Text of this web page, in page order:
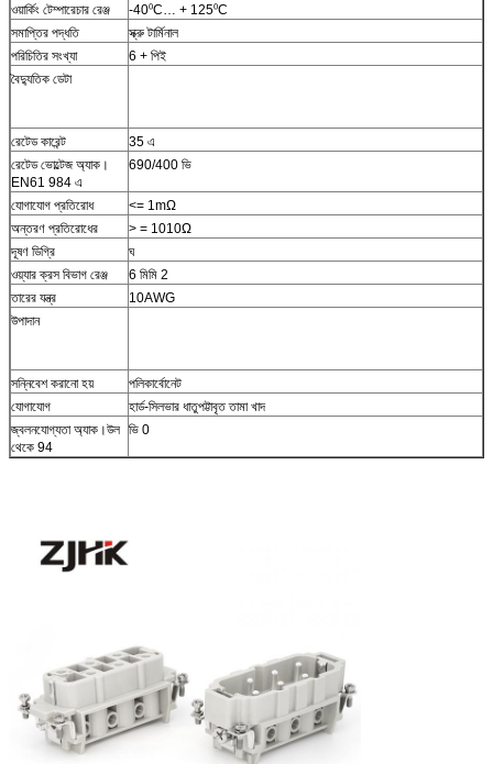
ওয়ার্কিং টেম্পারেচার রেঞ্জ
-40⁰C… + 125⁰C
সমাপ্তির পদ্ধতি
স্ক্রু টার্মিনাল
পরিচিতির সংখ্যা
6 + পিই
বৈদ্যুতিক ডেটা
রেটেড কারেন্ট
35 এ
রেটেড ভোল্টেজ অ্যাক।
EN61 984 এ
690/400 ভি
যোগাযোগ প্রতিরোধ
<= 1mΩ
অন্তরণ প্রতিরোধের
> = 1010Ω
দূষণ ডিগ্রি
ঘ
ওয়্যার ক্রস বিভাগ রেঞ্জ
6 মিমি 2
তারের যন্ত্র
10AWG
উপাদান
সন্নিবেশ করানো হয়
পলিকার্বোনেট
যোগাযোগ
হার্ড-সিলভার ধাতুপট্টাবৃত তামা খাদ
জ্বলনযোগ্যতা অ্যাক।উল
থেকে 94
ভি 0